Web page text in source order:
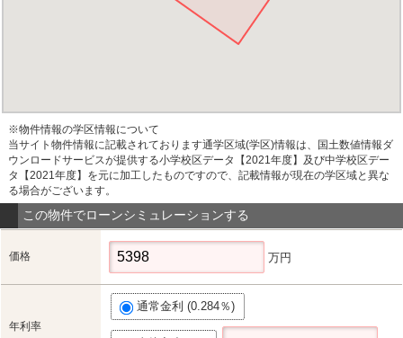
※物件情報の学区情報について
当サイト物件情報に記載されております通学区域(学区)情報は、国土数値情報ダ
ウンロードサービスが提供する小学校区データ【2021年度】及び中学校区デー
タ【2021年度】を元に加工したものですので、記載情報が現在の学区域と異な
る場合がございます。
この物件でローンシミュレーションする
価格 万円
年利率
通常金利 (0.284％)